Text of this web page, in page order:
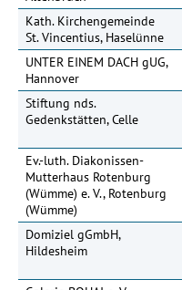
Kath. Kirchengemeinde
St. Vincentius, Haselünne
UNTER EINEM DACH gUG,
Hannover
Stiftung nds.
Gedenkstätten, Celle
Ev.-luth. Diakonissen-
Mutterhaus Rotenburg
(Wümme) e. V., Rotenburg
(Wümme)
Domiziel gGmbH,
Hildesheim